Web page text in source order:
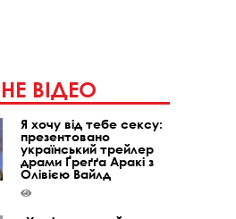
ВІДЕО
Я хочу від тебе сексу:
презентовано
український трейлер
драми Ґреґґа Аракі з
Олівією Вайлд